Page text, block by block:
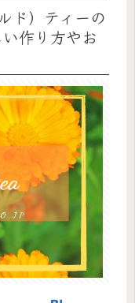
ド）ティーの
作り方やお